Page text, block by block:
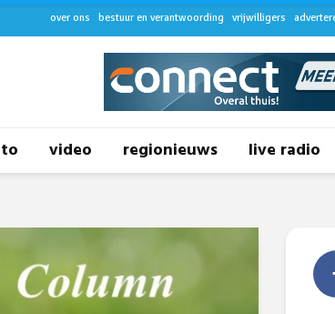
over ons bestuur en verantwoording vrijwilligers
video regionieuws live radio